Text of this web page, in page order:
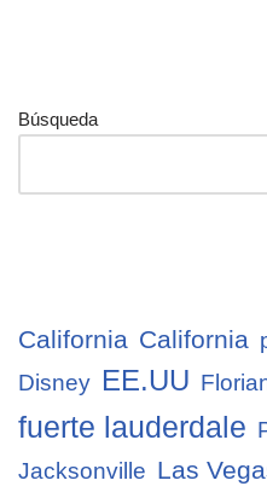
Búsqueda
California California
Disney EE.UU
fuerte lauderdale
Jacksonville Las